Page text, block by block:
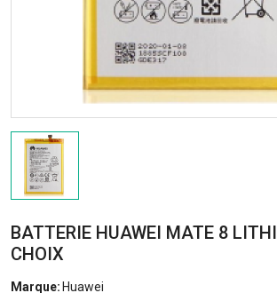
BATTERIE HUAWEI MATE 8
CHOIX
Marque: Huawei